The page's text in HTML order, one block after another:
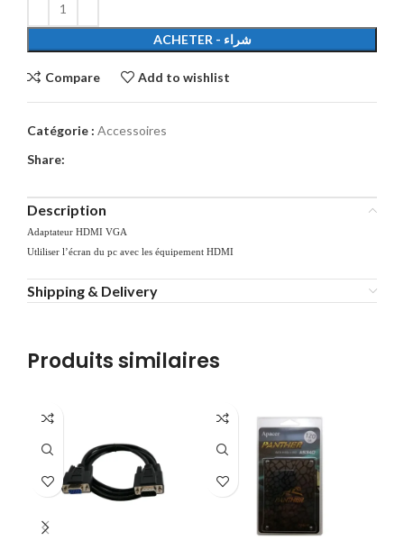
ACHETER - شراء
Compare Add to wishlist
Catégorie : Accessoires
Share:
Description
Adaptateur HDMI VGA
Utliliser l’écran du pc avec les équipement HDMI
Shipping & Delivery
Produits similaires